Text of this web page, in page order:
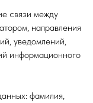
связи между
направления
уведомлений,
информационного
фамилия,